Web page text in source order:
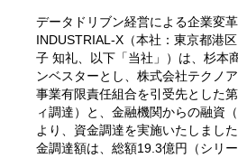
データドリブン経営による企業変
INDUSTRIAL-X（本社：東京都港
子 知礼、以下「当社」）は、杉本
ンベスターとし、株式会社テクノ
事業有限責任組合を引受先とした
ィ調達）と、金融機関からの融資
より、資金調達を実施いたしまし
金調達額は、総額19.3億円（シリ